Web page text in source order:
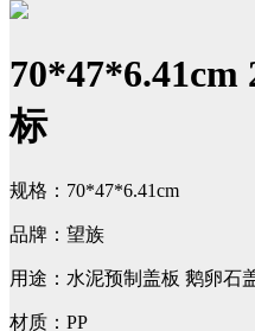
标
规格：70*47*6.41cm
品牌：望族
用途：水泥预制盖板 鹅卵石
材质：PP